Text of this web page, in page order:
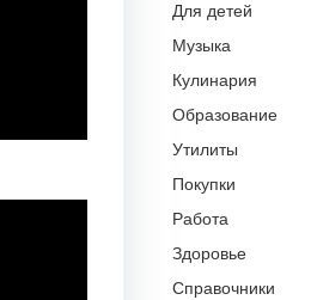
Для детей
Музыка
Кулинария
Образование
Утилиты
Покупки
Работа
Здоровье
Справочники